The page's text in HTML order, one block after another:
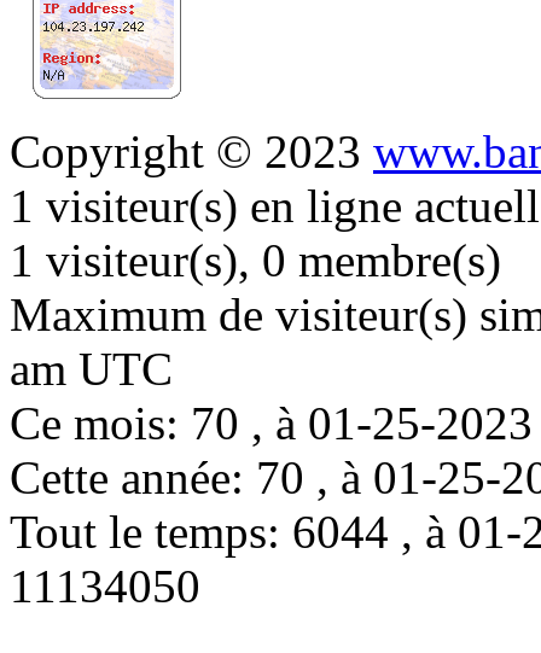
Copyright © 2023
1 visiteur(s) en ligne
1 visiteur(s), 0 membre(s)
Maximum de visiteur(s)
am UTC
Ce mois: 70 , à 01-25-
Cette année: 70 , à 01-25-
Tout le temps: 6044 , à
11134050